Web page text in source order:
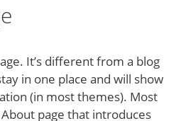
It’s different from a blog
in one place and will show
(in most themes). Most
page that introduces